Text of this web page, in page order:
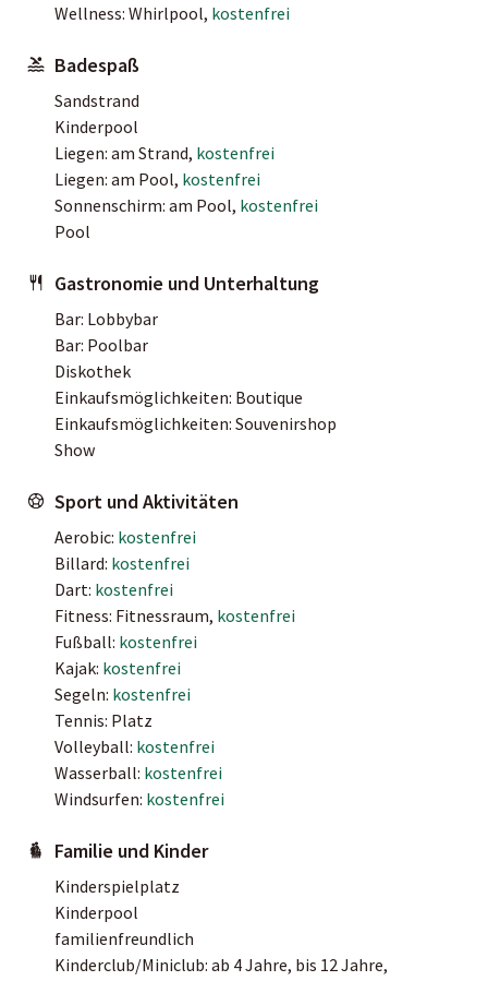
Wellness: Whirlpool, kostenfrei
Badespaß
Sandstrand
Kinderpool
Liegen: am Strand, kostenfrei
Liegen: am Pool, kostenfrei
Sonnenschirm: am Pool, kostenfrei
Pool
Gastronomie und Unterhaltung
Bar: Lobbybar
Bar: Poolbar
Diskothek
Einkaufsmöglichkeiten: Boutique
Einkaufsmöglichkeiten: Souvenirshop
Show
Sport und Aktivitäten
Aerobic: kostenfrei
Billard: kostenfrei
Dart: kostenfrei
Fitness: Fitnessraum, kostenfrei
Fußball: kostenfrei
Kajak: kostenfrei
Segeln: kostenfrei
Tennis: Platz
Volleyball: kostenfrei
Wasserball: kostenfrei
Windsurfen: kostenfrei
Familie und Kinder
Kinderspielplatz
Kinderpool
familienfreundlich
Kinderclub/Miniclub: ab 4 Jahre, bis 12 Jahre,